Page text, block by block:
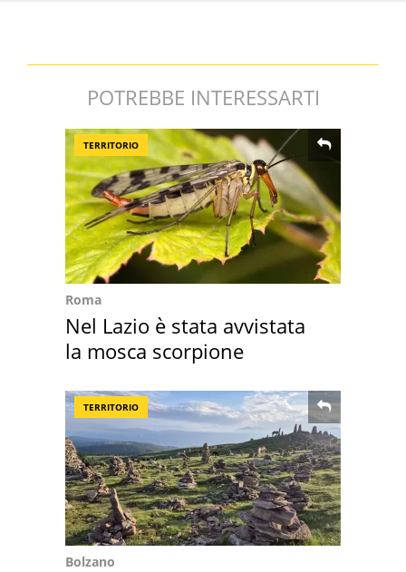
POTREBBE INTERESSARTI
TERRITORIO
Roma
Nel Lazio è stata avvistata
la mosca scorpione
TERRITORIO
Bolzano